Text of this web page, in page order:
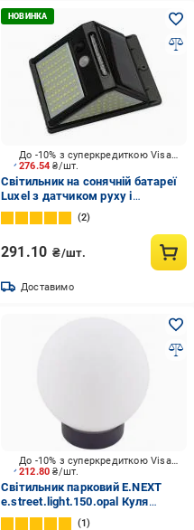
276.54₴/шт.
До -10% з суперкредиткою Visa Вигода
Світильник на сонячній батареї
Luxel з датчиком руху і
акумулятором 14 Вт IP65 чорний
SSWL-06C
2
291.10 ₴/шт.
Доставимо
212.80₴/шт.
До -10% з суперкредиткою Visa Вигода
Світильник парковий E.NEXT
e.street.light.150.opal Куля
опаловий E27 IP44 білий l0120131
1